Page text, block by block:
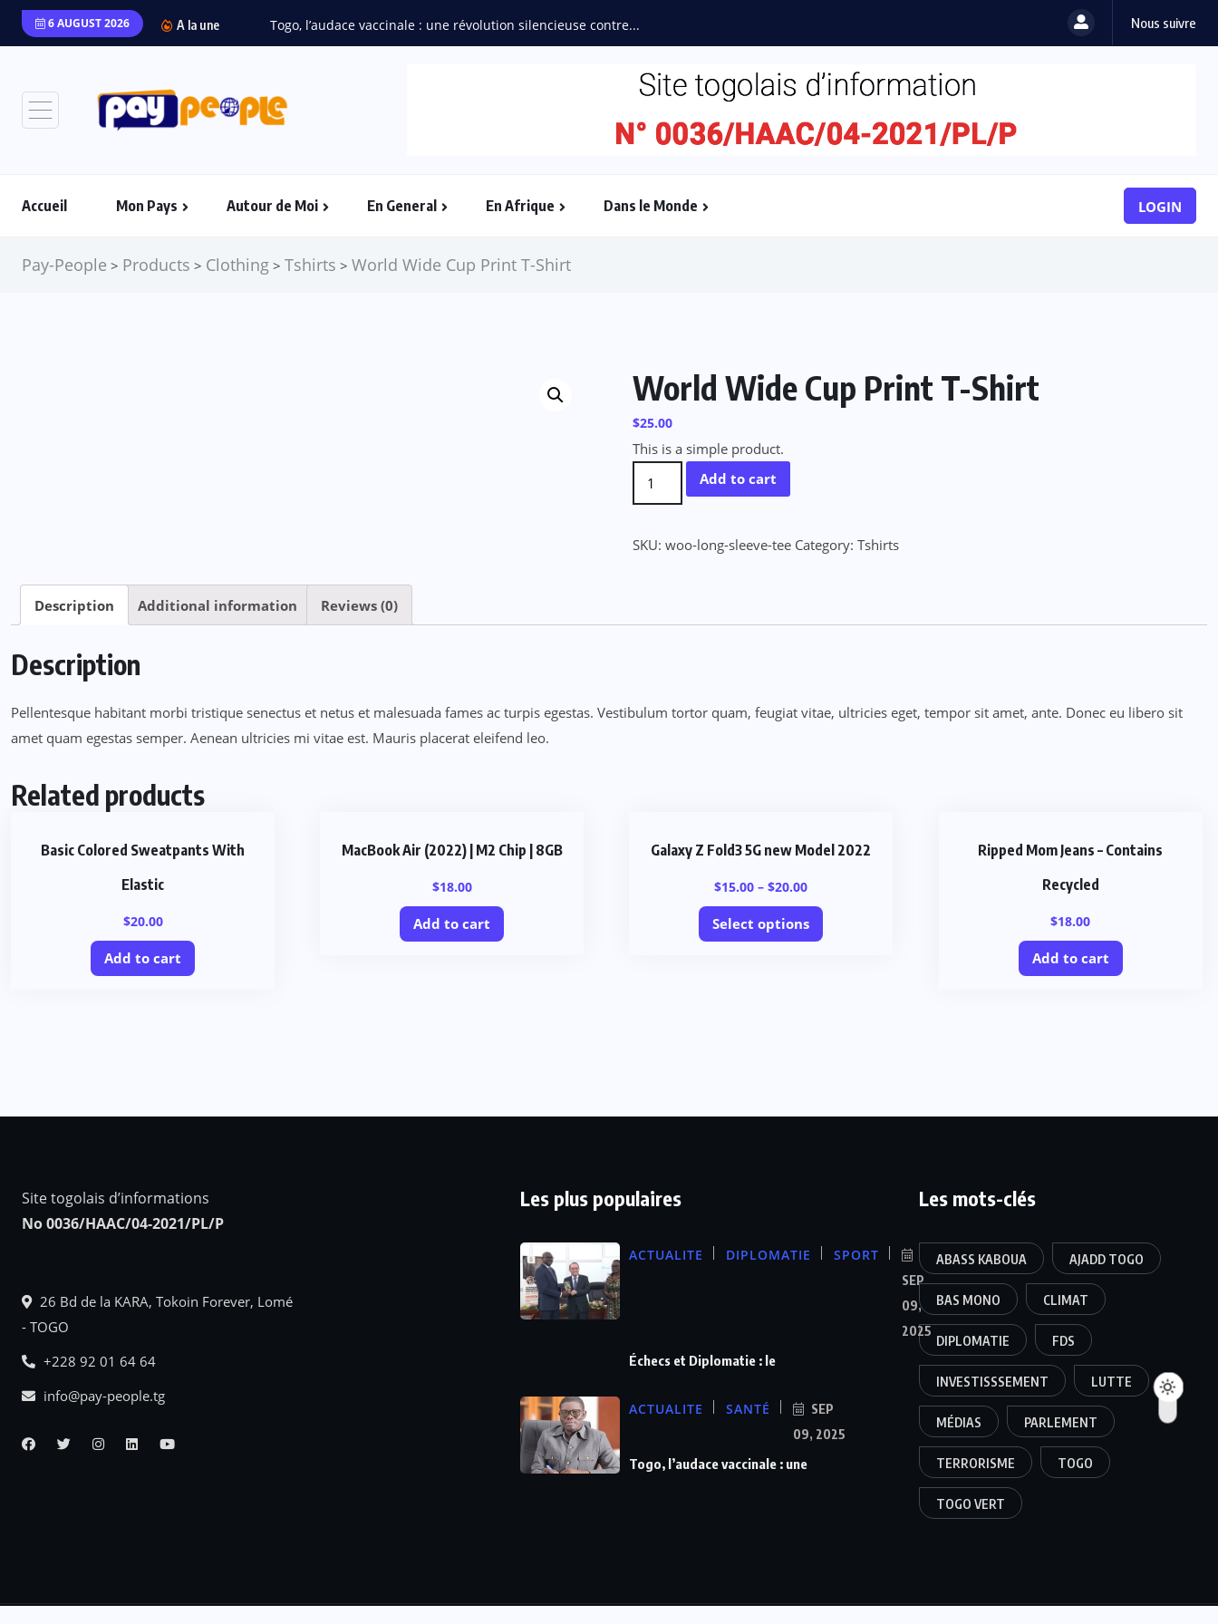
6 AUGUST 2026 A la une Togo, l’audace vaccinale : une révolution silencieuse contre... Nous suivre
Accueil Mon Pays Autour de Moi En General En Afrique Dans le Monde LOGIN
Pay-People > Products > Clothing > Tshirts > World Wide Cup Print T-Shirt
World Wide Cup Print T-Shirt
$25.00
This is a simple product.
Wide
Print
quantity
Add to cart
SKU:woo-long-sleeve-tee Category:Tshirts
Description Additional information Reviews (0)
Description
Pellentesque habitant morbi tristique senectus et netus et malesuada fames ac turpis egestas. Vestibulum tortor quam, feugiat vitae, ultricies eget, tempor sit amet, ante. Donec eu libero sit
amet quam egestas semper. Aenean ultricies mi vitae est. Mauris placerat eleifend leo.
Related products
Basic Colored Sweatpants With
Elastic
$20.00
Add to cart
MacBook Air (2022) | M2 Chip | 8GB
$18.00
Add to cart
Galaxy Z Fold3 5G new Model 2022
$15.00 –$20.00
Select options
Ripped Mom Jeans – Contains
Recycled
$18.00
Add to cart
Site togolais d’informations
No 0036/HAAC/04-2021/PL/P
26 Bd de la KARA, Tokoin Forever, Lomé
- TOGO
+228 92 01 64 64
info@pay-people.tg
Les plus populaires
ACTUALITE DIPLOMATIE SPORT
SEP
09,
2025
Échecs et Diplomatie : le
ACTUALITE SANTÉ
SEP
09, 2025
Togo, l’audace vaccinale : une
Les mots-clés
ABASS KABOUA AJADD TOGO
BAS MONO CLIMAT
DIPLOMATIE FDS
INVESTISSSEMENT LUTTE
MÉDIAS PARLEMENT
TERRORISME TOGO
TOGO VERT